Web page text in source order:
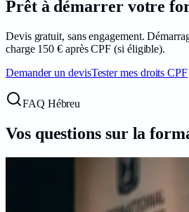
Prêt à démarrer votre
Devis gratuit, sans engagement.
charge 150 € après CPF (si éligible).
Demander un devisTester mes droits CPF
FAQ Hébreu
Vos questions sur la